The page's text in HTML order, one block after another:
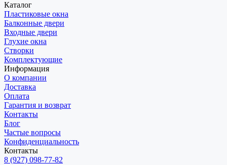
Каталог
Пластиковые окна
Балконные двери
Входные двери
Глухие окна
Створки
Комплектующие
Информация
О компании
Доставка
Оплата
Гарантия и возврат
Контакты
Блог
Частые вопросы
Конфиденциальность
Контакты
8 (927) 098-77-82